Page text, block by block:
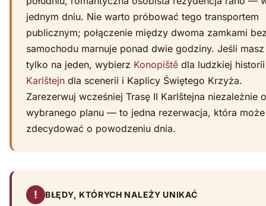
jednym dniu. Nie warto próbować tego transportem
publicznym; połączenie między dwoma zamkami
samochodu marnuje ponad dwie godziny. Jeśli
tylko na jeden, wybierz Konopiště dla ludzkiej
Karlštejn dla scenerii i Kaplicy Świętego Krzyża.
Zarezerwuj wcześniej Trasę II Karlštejna niezależnie
wybranego planu — to jedna rezerwacja, która może
zdecydować o powodzeniu dnia.
! BŁĘDY, KTÓRYCH NALEŻY UNIKAĆ